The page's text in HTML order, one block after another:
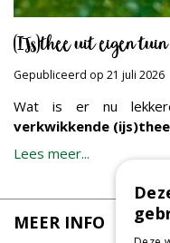
(IJs)thee uit eigen tuin
Gepubliceerd op 21 juli 2026
Wat is er nu
verkwikkende (ijs)thee
Lees meer...
MEER INFO